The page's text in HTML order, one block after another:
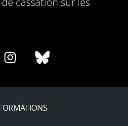
Share
Instagram
Share
Bluesky